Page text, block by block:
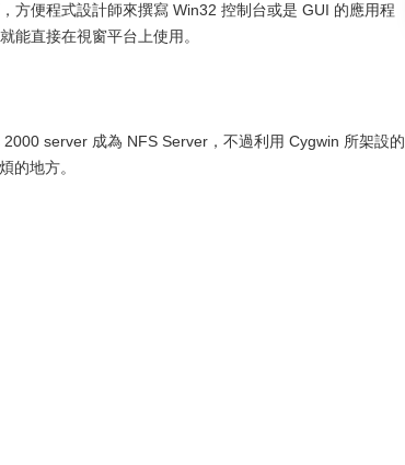
方便程式設計師來撰寫 Win32 控制台或是 GUI 的應用程
能直接在視窗平台上使用。
server 成為 NFS Server，不過利用 Cygwin 所架設的
的地方。